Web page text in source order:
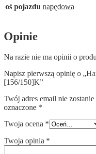
oś pojazdu napędowa
Opinie
Na razie nie ma opinii o
Napisz pierwszą opinię o
[156/150]K”
Twój adres email nie
oznaczone *
Twoja ocena *
Twoja opinia *